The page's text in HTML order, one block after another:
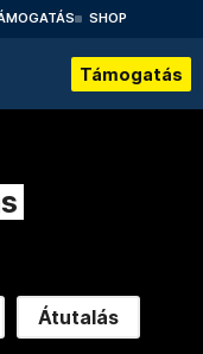
SHOP
Támogatás
Átutalás